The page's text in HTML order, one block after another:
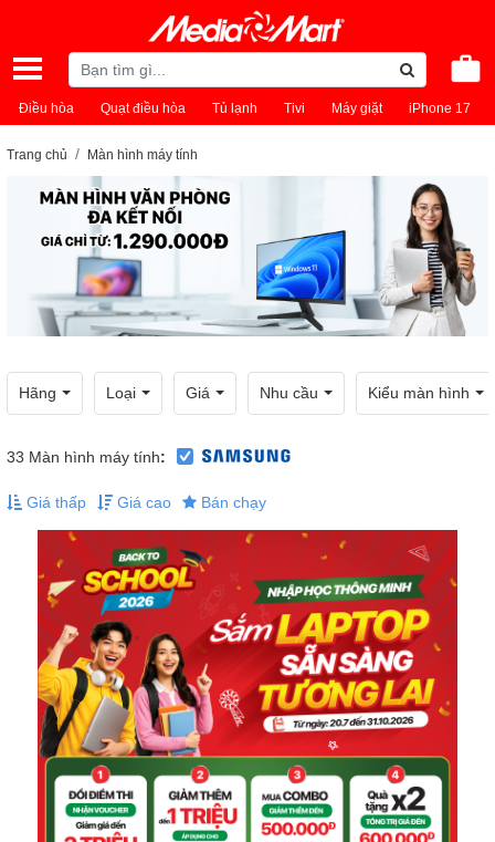
Điều hòa Quạt điều hòa Tủ lạnh Tivi Máy giặt iPhone 17
Trang chủ Màn hình máy tính
Hãng Loại Giá Nhu cầu Kiểu màn hình
33 Màn hình máy tính:
Giá thấp Giá cao Bán chạy